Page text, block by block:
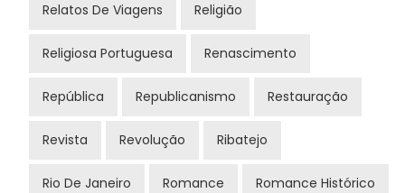
Relatos De Viagens Religião
Religiosa Portuguesa Renascimento
República Republicanismo Restauração
Revista Revolução Ribatejo
Rio De Janeiro Romance Romance Histórico